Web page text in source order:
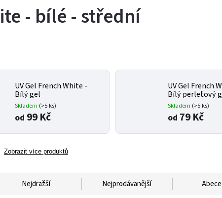
- bílé - střední
UV Gel French White -
Bílý gel
Skladem (>5 ks)
od 99 Kč
UV Gel French
Bílý perleťový
Skladem (>5 ks)
od 79 Kč
Zobrazit více produktů
Nejdražší Nejprodávanější